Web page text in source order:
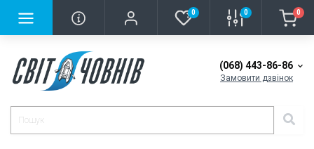
0 0 0
(068) 443-86-86
Замовити дзвінок